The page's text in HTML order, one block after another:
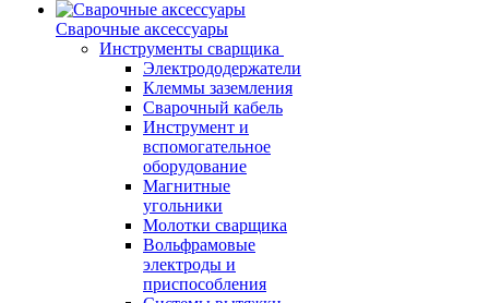
Сварочные аксессуары
Инструменты сварщика
Электрододержатели
Клеммы заземления
Сварочный кабель
Инструмент и
вспомогательное
оборудование
Магнитные
угольники
Молотки сварщика
Вольфрамовые
электроды и
приспособления